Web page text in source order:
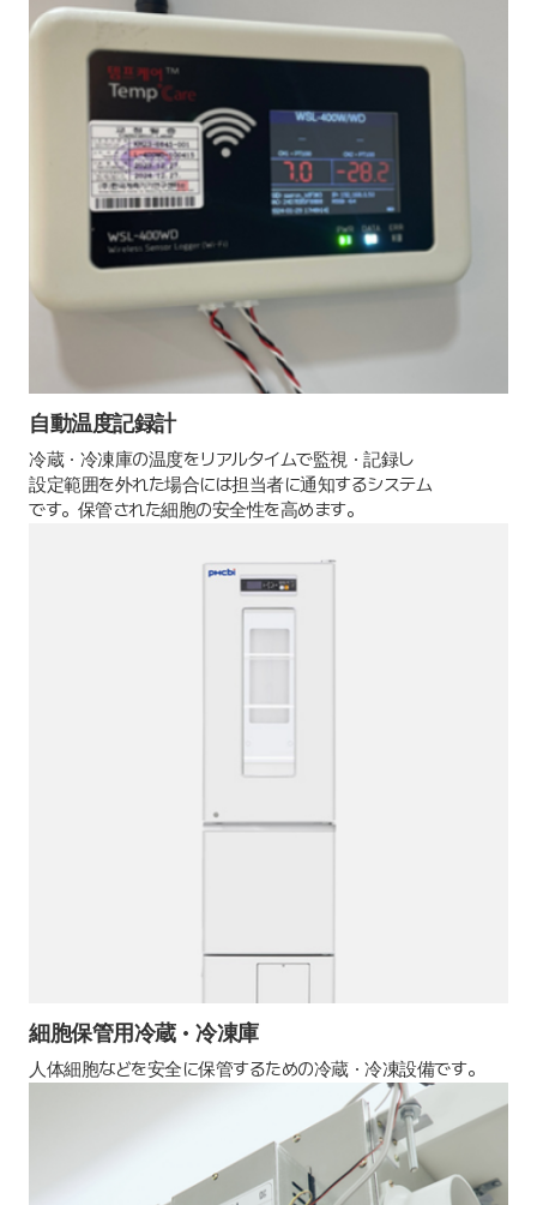
自動温度記録計
冷蔵・冷凍庫の温度をリアルタイムで監視・記録し
設定範囲を外れた場合には担当者に通知するシステム
です。保管された細胞の安全性を高めます。
細胞保管用冷蔵・冷凍庫
人体細胞などを安全に保管するための冷蔵・冷凍設備です。